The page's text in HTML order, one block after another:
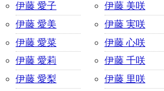
伊藤 愛子
伊藤 愛美
伊藤 愛菜
伊藤 愛莉
伊藤 愛梨
伊藤 美咲
伊藤 実咲
伊藤 心咲
伊藤 千咲
伊藤 里咲